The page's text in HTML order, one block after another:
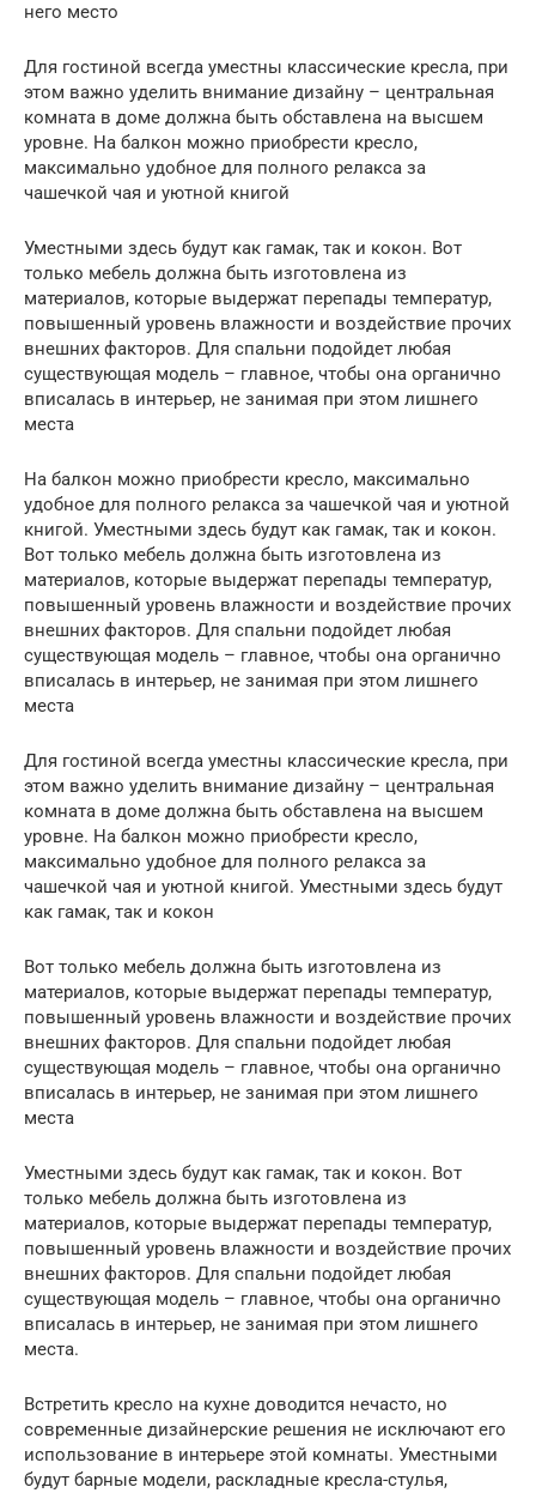
него место
Для гостиной всегда уместны классические кресла, при
этом важно уделить внимание дизайну – центральная
комната в доме должна быть обставлена на высшем
уровне. На балкон можно приобрести кресло,
максимально удобное для полного релакса за
чашечкой чая и уютной книгой
Уместными здесь будут как гамак, так и кокон. Вот
только мебель должна быть изготовлена из
материалов, которые выдержат перепады температур,
повышенный уровень влажности и воздействие прочих
внешних факторов. Для спальни подойдет любая
существующая модель – главное, чтобы она органично
вписалась в интерьер, не занимая при этом лишнего
места
На балкон можно приобрести кресло, максимально
удобное для полного релакса за чашечкой чая и уютной
книгой. Уместными здесь будут как гамак, так и кокон.
Вот только мебель должна быть изготовлена из
материалов, которые выдержат перепады температур,
повышенный уровень влажности и воздействие прочих
внешних факторов. Для спальни подойдет любая
существующая модель – главное, чтобы она органично
вписалась в интерьер, не занимая при этом лишнего
места
Для гостиной всегда уместны классические кресла, при
этом важно уделить внимание дизайну – центральная
комната в доме должна быть обставлена на высшем
уровне. На балкон можно приобрести кресло,
максимально удобное для полного релакса за
чашечкой чая и уютной книгой. Уместными здесь будут
как гамак, так и кокон
Вот только мебель должна быть изготовлена из
материалов, которые выдержат перепады температур,
повышенный уровень влажности и воздействие прочих
внешних факторов. Для спальни подойдет любая
существующая модель – главное, чтобы она органично
вписалась в интерьер, не занимая при этом лишнего
места
Уместными здесь будут как гамак, так и кокон. Вот
только мебель должна быть изготовлена из
материалов, которые выдержат перепады температур,
повышенный уровень влажности и воздействие прочих
внешних факторов. Для спальни подойдет любая
существующая модель – главное, чтобы она органично
вписалась в интерьер, не занимая при этом лишнего
места.
Встретить кресло на кухне доводится нечасто, но
современные дизайнерские решения не исключают его
использование в интерьере этой комнаты. Уместными
будут барные модели, раскладные кресла-стулья,